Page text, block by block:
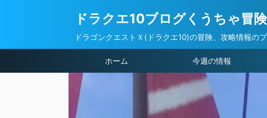
ドラクエ10ブログくうちゃ冒
ドラゴンクエストＸ(ドラクエ10)の冒険、攻略情報の
ホーム 今週の情報